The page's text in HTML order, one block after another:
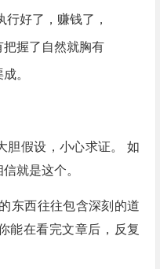
好了，赚钱了，
握了自然就胸有
。
胆假设，小心求证。 如
就是这个。
东西往往包含深刻的道
能在看完文章后，反复